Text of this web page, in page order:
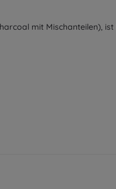
mit Mischanteilen),